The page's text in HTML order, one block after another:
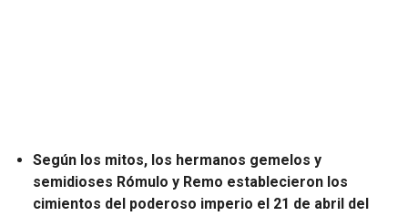
Según los mitos, los hermanos gemelos y
semidioses Rómulo y Remo establecieron los
cimientos del poderoso imperio el 21 de abril del